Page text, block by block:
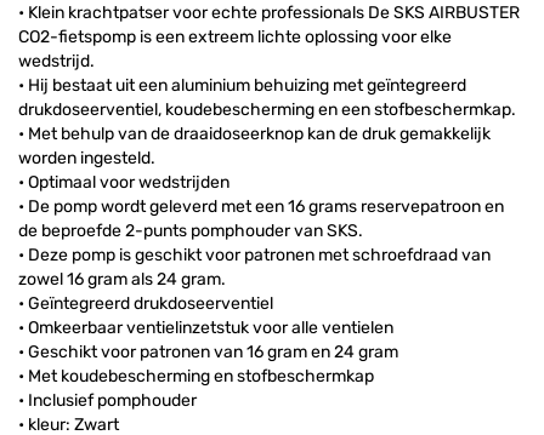
• Klein krachtpatser voor echte professionals De SKS AIRBUSTER
CO2-fietspomp is een extreem lichte oplossing voor elke
wedstrijd.
• Hij bestaat uit een aluminium behuizing met geïntegreerd
drukdoseerventiel, koudebescherming en een stofbeschermkap.
• Met behulp van de draaidoseerknop kan de druk gemakkelijk
worden ingesteld.
• Optimaal voor wedstrijden
• De pomp wordt geleverd met een 16 grams reservepatroon en
de beproefde 2-punts pomphouder van SKS.
• Deze pomp is geschikt voor patronen met schroefdraad van
zowel 16 gram als 24 gram.
• Geïntegreerd drukdoseerventiel
• Omkeerbaar ventielinzetstuk voor alle ventielen
• Geschikt voor patronen van 16 gram en 24 gram
• Met koudebescherming en stofbeschermkap
• Inclusief pomphouder
• kleur: Zwart